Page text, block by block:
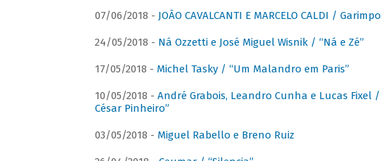
07/06/2018 - JOÃO CAVALCANTI E MARCELO CALDI / Garimpo
24/05/2018 - Ná Ozzetti e José Miguel Wisnik / “Ná e Zé”
17/05/2018 - Michel Tasky / “Um Malandro em Paris”
10/05/2018 - André Grabois, Leandro Cunha e Lucas Fixel
César Pinheiro”
03/05/2018 - Miguel Rabello e Breno Ruiz